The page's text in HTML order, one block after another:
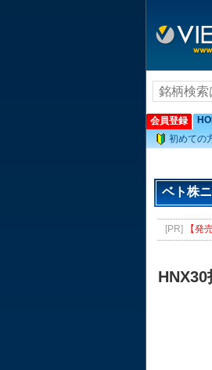
会員登録
初めての
ベト株
[PR] 【発